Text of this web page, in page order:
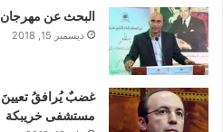
البحث عن مهرجان
ديسمبر 15, 2018
غضبٌ يُرافقُ
مستشفى خريبكة